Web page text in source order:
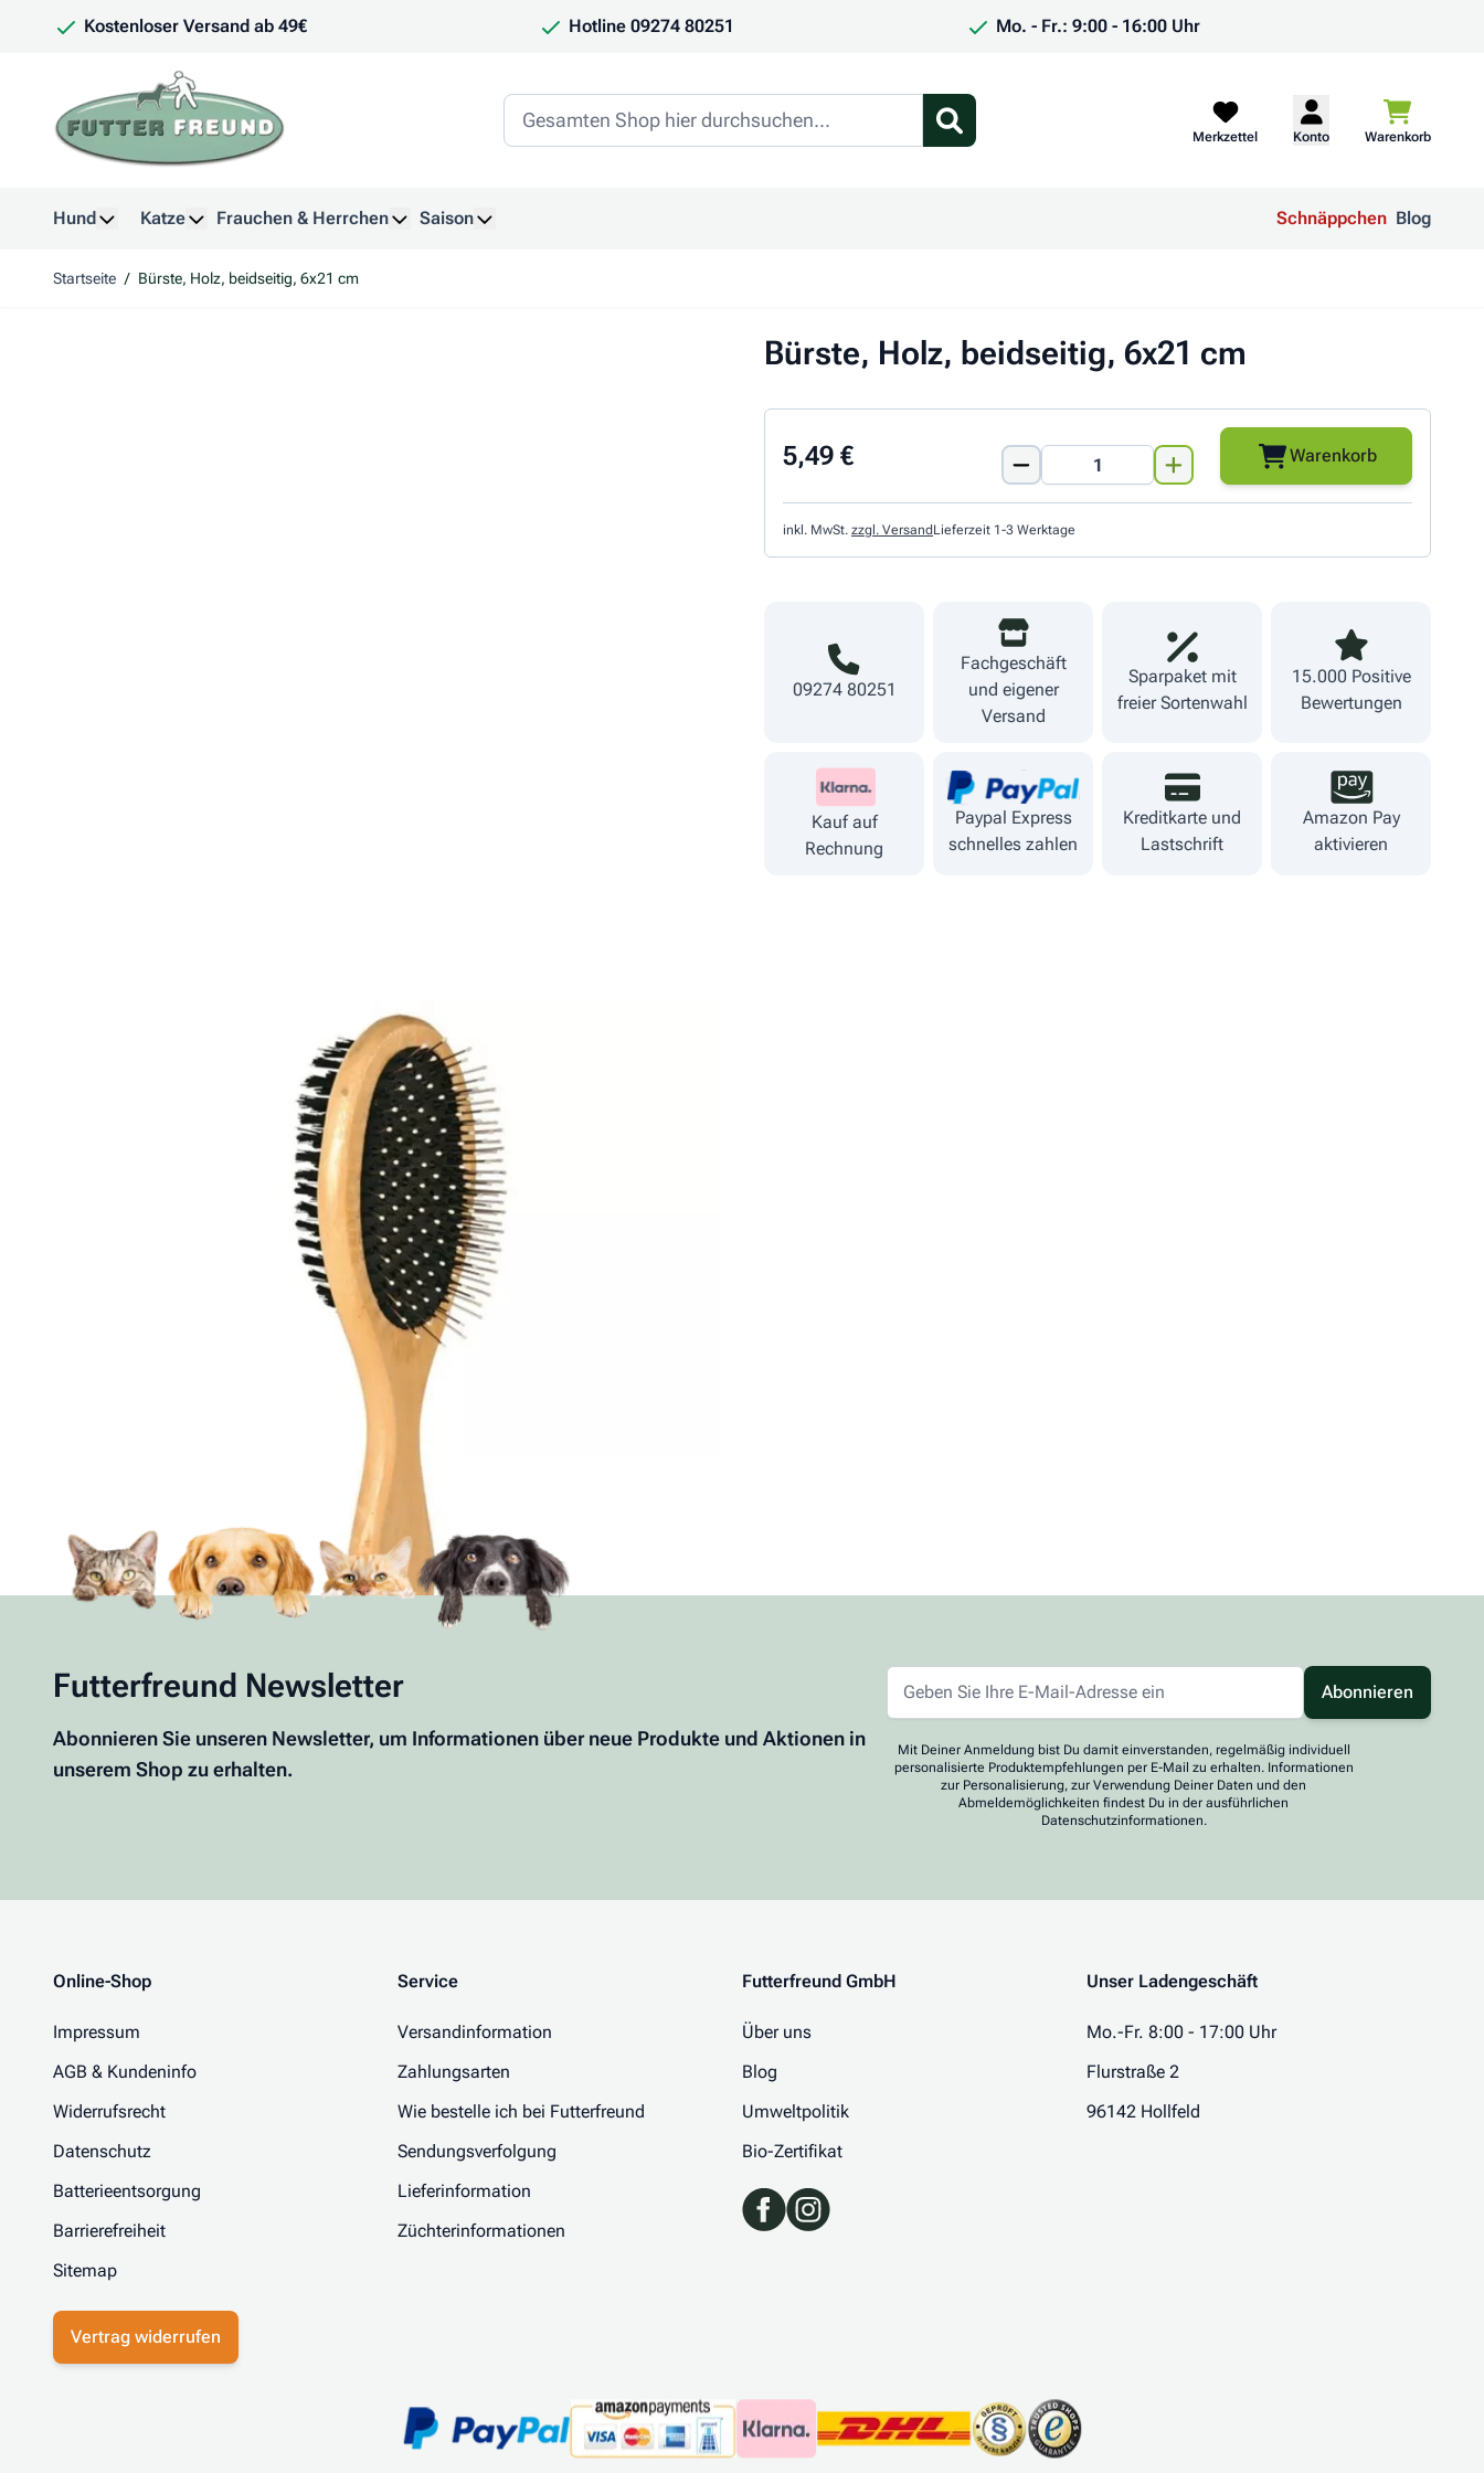
Kostenloser Versand ab 49€ Hotline 09274 80251 Mo. - Fr.: 9:00 - 16:00 Uhr
Merkzettel Konto Warenkorb
Hund
Katze
Frauchen & Herrchen
Saison
Schnäppchen Blog
Startseite / Bürste, Holz, beidseitig, 6x21 cm
Bürste, Holz, beidseitig, 6x21 cm
5,49 € Menge Warenkorb
inkl. MwSt. zzgl. Versand Lieferzeit 1-3 Werktage
09274 80251
Fachgeschäft
und eigener
Versand
Sparpaket mit
freier Sortenwahl
15.000 Positive
Bewertungen
Kauf auf
Rechnung
Paypal Express
schnelles zahlen
Kreditkarte und
Lastschrift
Amazon Pay
aktivieren
Bürste, Holz, beidseitig, 6×21 cm
Zur schonenden Pflege des Deckhaars und der Unterwolle
Nylonborsten und Drahtborsten mit Noppen
TRIXIE Heimtierbedarf GmbH & Co.KG, Industriestraße 32, 24963 Tarp
Downloads
Futterfreund Newsletter
Abonnieren Sie unseren Newsletter, um Informationen über neue Produkte und Aktionen in
unserem Shop zu erhalten.
Abonnieren
Mit Deiner Anmeldung bist Du damit einverstanden, regelmäßig individuell
personalisierte Produktempfehlungen per E-Mail zu erhalten. Informationen
zur Personalisierung, zur Verwendung Deiner Daten und den
Abmeldemöglichkeiten findest Du in der ausführlichen
Datenschutzinformationen.
Online-Shop
Impressum
AGB & Kundeninfo
Widerrufsrecht
Datenschutz
Batterieentsorgung
Barrierefreiheit
Sitemap
Service
Versandinformation
Zahlungsarten
Wie bestelle ich bei Futterfreund
Sendungsverfolgung
Lieferinformation
Züchterinformationen
Futterfreund GmbH
Über uns
Blog
Umweltpolitik
Bio-Zertifikat
Unser Ladengeschäft
Mo.-Fr. 8:00 - 17:00 Uhr
Flurstraße 2
96142 Hollfeld
Vertrag widerrufen